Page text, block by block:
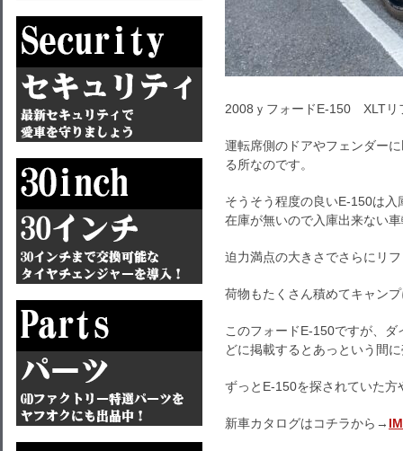
2008ｙフォードE-150 XLTリ
運転席側のドアやフェンダー
る所なのです。
そうそう程度の良いE-150は
在庫が無いので入庫出来ない
迫力満点の大きさでさらにリ
荷物もたくさん積めてキャン
このフォードE-150ですが、
どに掲載するとあっという間
ずっとE-150を探されていた
新車カタログはコチラから→